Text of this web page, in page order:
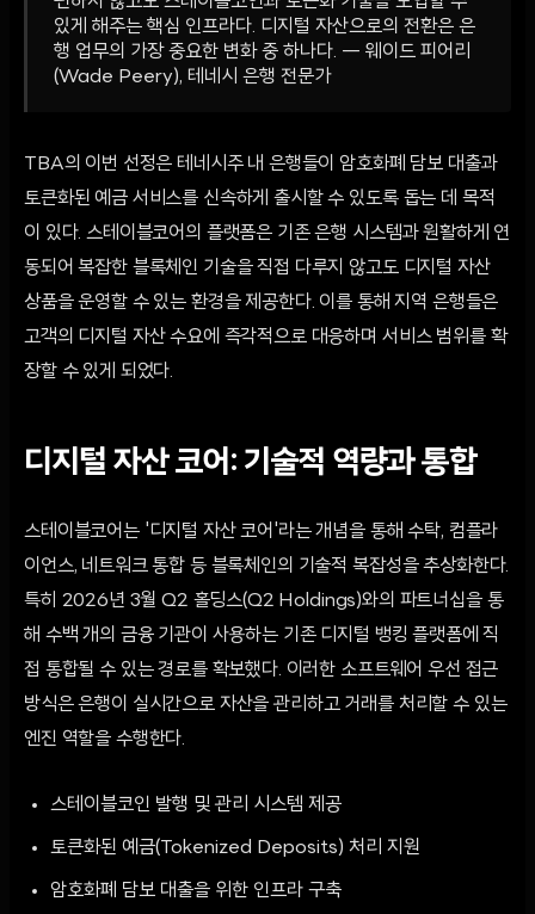
있게 해주는 핵심 인프라다. 디지털 자산으로의 전환은 은
행 업무의 가장 중요한 변화 중 하나다. — 웨이드 피어리
(Wade Peery), 테네시 은행 전문가
TBA의 이번 선정은 테네시주 내 은행들이 암호화폐 담보 대출과
토큰화된 예금 서비스를 신속하게 출시할 수 있도록 돕는 데 목적
이 있다. 스테이블코어의 플랫폼은 기존 은행 시스템과 원활하게 연
동되어 복잡한 블록체인 기술을 직접 다루지 않고도 디지털 자산
상품을 운영할 수 있는 환경을 제공한다. 이를 통해 지역 은행들은
고객의 디지털 자산 수요에 즉각적으로 대응하며 서비스 범위를 확
장할 수 있게 되었다.
디지털 자산 코어: 기술적 역량과 통합
스테이블코어는 '디지털 자산 코어'라는 개념을 통해 수탁, 컴플라
이언스, 네트워크 통합 등 블록체인의 기술적 복잡성을 추상화한다.
특히 2026년 3월 Q2 홀딩스(Q2 Holdings)와의 파트너십을 통
해 수백 개의 금융 기관이 사용하는 기존 디지털 뱅킹 플랫폼에 직
접 통합될 수 있는 경로를 확보했다. 이러한 소프트웨어 우선 접근
방식은 은행이 실시간으로 자산을 관리하고 거래를 처리할 수 있는
엔진 역할을 수행한다.
스테이블코인 발행 및 관리 시스템 제공
토큰화된 예금(Tokenized Deposits) 처리 지원
암호화폐 담보 대출을 위한 인프라 구축